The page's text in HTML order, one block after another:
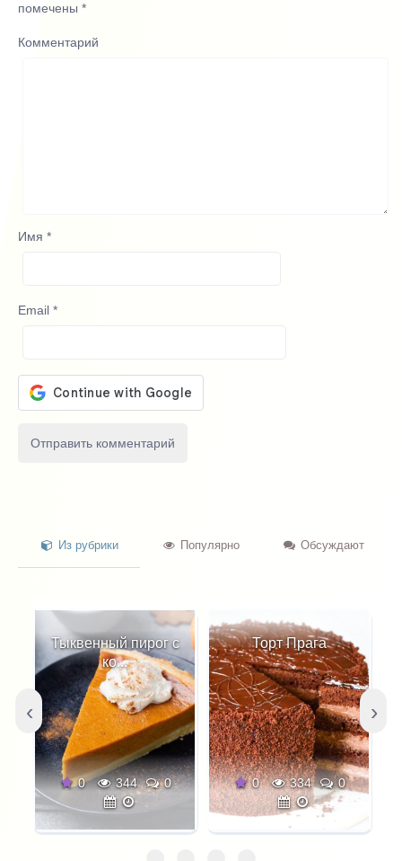
помечены *
Комментарий
Имя *
Email *
Из рубрики Популярно Обсуждают
Тыквенный пирог с
ко...
0 344 0
Торт Прага
0 334 0
‹ ›